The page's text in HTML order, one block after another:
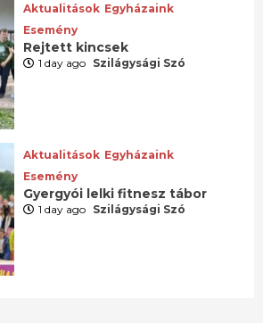
Aktualitások Egyházaink
Esemény
Rejtett kincsek
1 day ago Szilágysági Szó
Aktualitások Egyházaink
Esemény
Gyergyói lelki fitnesz tábor
1 day ago Szilágysági Szó